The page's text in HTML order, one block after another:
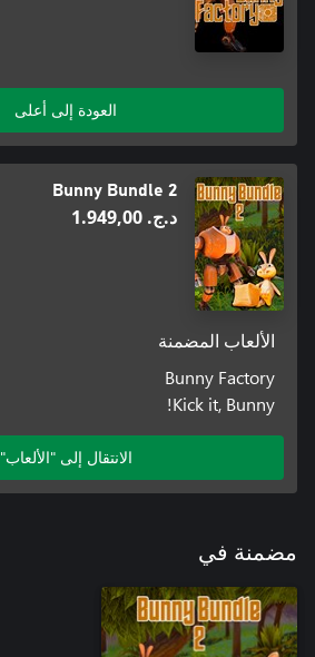
العودة إلى أعلى
Bunny Bundle 2
د.ج.‏ 1.949,00
الألعاب المضمنة
Bunny Factory
Kick it, Bunny!
الانتقال إلى "الألعاب"
مضمنة في